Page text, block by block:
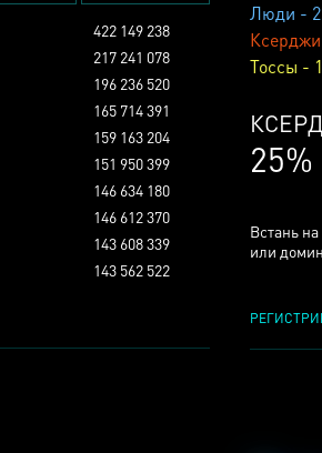
Люди -
Тоссы -
25%
Встань
или
422 149 238
217 241 078
196 236 520
165 714 391
159 163 204
151 950 399
146 634 180
146 612 370
143 608 339
143 562 522